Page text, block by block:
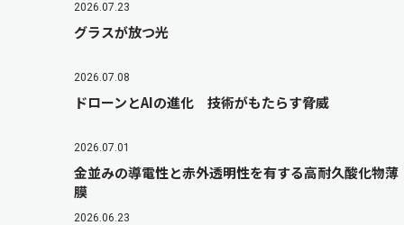
2026.07.23
グラスが放つ光
2026.07.08
ドローンとAIの進化 技術がもたらす脅威
2026.07.01
金並みの導電性と赤外透明性を有する高耐久酸化物薄
膜
2026.06.23